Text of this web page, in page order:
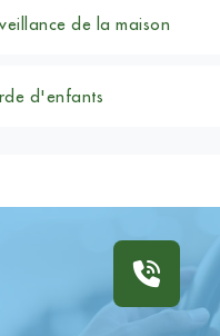
de la maison
d'enfants